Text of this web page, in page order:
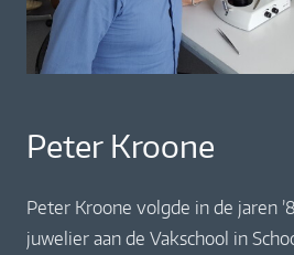
Peter Kroone
Peter Kroone volgde in de jaren
juwelier aan de Vakschool in